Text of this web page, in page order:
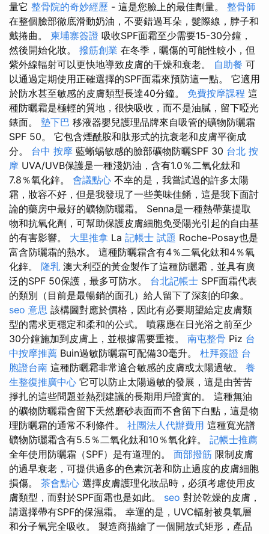
量它 整骨院的奇妙經歷 - 這是您臉上的最佳劑量。 整骨師
在整個臉部徹底滑動奶油，不要錯過耳朵，髮際線，脖子和
戴捲曲。 柬埔寨簽證 吸收SPF面霜至少需要15-30分鐘，
然後開始化妝。 撥筋創業 在冬季，曬傷的可能性較小，但
紫外線輻射可以更快地導致皮膚的干燥和衰老。 自助餐 可
以通過定期使用正確選擇的SPF面霜來預防這一點。 它適用
於防水甚至敏感的皮膚類型長達40分鐘。 免費按摩課程 這
種防曬霜是極輕的質地，很快吸收，而不是油膩，留下啞光
錶面。 墊下巴 移液器嬰兒護理品牌來自吸管的礦物防曬霜
SPF 50。 它包含煙酰胺和肽形式的抗衰老和皮膚平衡成
分。 台中 按摩 藍蜥蜴敏感的臉部礦物防曬SPF 30 台北 按
摩 UVA/UVB保護是一種淺奶油，含有1.0％二氧化鈦和
7.8％氧化鋅。 會議點心 不幸的是，我嘗試過的許多太陽
霜，妝容不好，但是我發現了一些美味佳餚，這是我下面討
論的藥房中最好的礦物防曬霜。 Senna是一種熱帶葉提取
物和抗氧化劑，可幫助保護皮膚細胞免受陽光引起的自由基
的有害影響。 大里推拿 La 記帳士 試題 Roche-Posay也是
富含防曬霜的熱水。 這種防曬霜含有4％二氧化鈦和4％氧
化鋅。 隆乳 澳大利亞的黃金製作了這種防曬霜，並具有廣
泛的SPF 50保護，最多可防水。 台北記帳士 SPF面霜代表
的類別（目前是最暢銷的面孔）給人留下了深刻的印象。
seo 意思 該構圖對應於價格，因此有必要期望給定皮膚類
型的需求更穩定和柔和的公式。 噴霧應在日光浴之前至少
30分鐘施加到皮膚上，並根據需要重複。 南屯整骨 Piz 台
中按摩推薦 Buin過敏防曬霜可配備30毫升。 杜拜簽證 台
胞證台南 這種防曬霜非常適合敏感的皮膚或太陽過敏。 養
生整復推廣中心 它可以防止太陽過敏的發展，這是由苦苦
掙扎的這些問題並熱烈建議的長期用戶證實的。 這種無油
的礦物防曬霜會留下天然磨砂表面而不會留下白點，這是物
理防曬霜的通常不利條件。 社團法人代辦費用 這種寬光譜
礦物防曬霜含有5.5％二氧化鈦和10％氧化鋅。 記帳士推薦
全年使用防曬霜（SPF）是有道理的。 面部撥筋 限制皮膚
的過早衰老，可提供過多的色素沉著和防止過度的皮膚細胞
損傷。 茶會點心 選擇皮膚護理化妝品時，必須考慮使用皮
膚類型，而對於SPF面霜也是如此。 seo 對於乾燥的皮膚，
請選擇帶有SPF的保濕霜。 幸運的是，UVC輻射被臭氧層
和分子氧完全吸收。 製造商描繪了一個開放式矩形，產品